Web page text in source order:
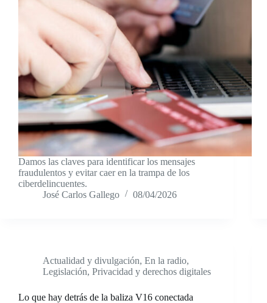
Damos las claves para identificar los mensajes
fraudulentos y evitar caer en la trampa de los
ciberdelincuentes.
José Carlos Gallego
08/04/2026
Actualidad y divulgación, En la radio,
Legislación, Privacidad y derechos digitales
Lo que hay detrás de la baliza V16 conectada